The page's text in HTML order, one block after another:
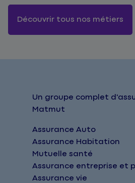
Découvrir tous nos métiers
Un groupe complet
Matmut
Assurance Auto
Assurance Habitation
Mutuelle santé
Assurance entreprise et
Assurance vie